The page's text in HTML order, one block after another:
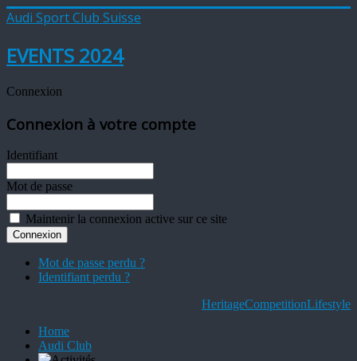
Audi Sport Club Suisse
EVENTS 2024
Connexion
Connexion à votre compte
Identifiant
Mot de passe
Maintenir la connexion active sur ce site
Mot de passe perdu ?
Identifiant perdu ?
HeritageCompetitionLifestyle
Home
Audi Club